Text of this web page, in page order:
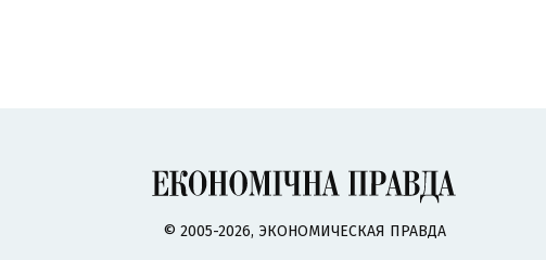
© 2005-2026, ЭКОНОМИЧЕСКАЯ ПРАВДА